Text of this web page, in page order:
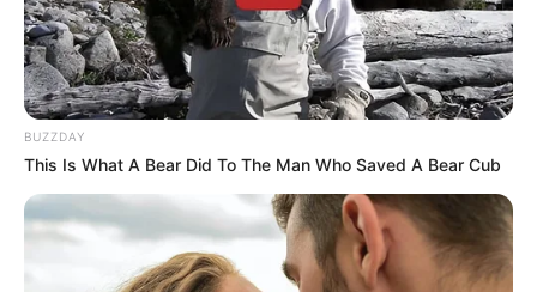
BUZZDAY
This Is What A Bear Did To The Man Who Saved A Bear Cub